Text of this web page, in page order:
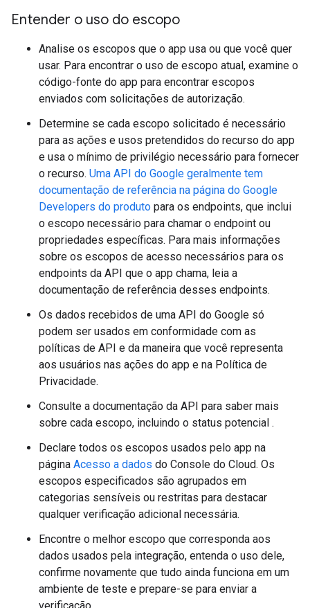
Entender o uso do escopo
Analise os escopos que o app usa ou que você quer
usar. Para encontrar o uso de escopo atual, examine o
código-fonte do app para encontrar escopos
enviados com solicitações de autorização.
Determine se cada escopo solicitado é necessário
para as ações e usos pretendidos do recurso do app
e usa o mínimo de privilégio necessário para fornecer
o recurso. Uma API do Google geralmente tem
documentação de referência na página do Google
Developers do produto para os endpoints, que inclui
o escopo necessário para chamar o endpoint ou
propriedades específicas. Para mais informações
sobre os escopos de acesso necessários para os
endpoints da API que o app chama, leia a
documentação de referência desses endpoints.
Os dados recebidos de uma API do Google só
podem ser usados em conformidade com as
políticas de API e da maneira que você representa
aos usuários nas ações do app e na Política de
Privacidade.
Consulte a documentação da API para saber mais
sobre cada escopo, incluindo o status potencial .
Declare todos os escopos usados pelo app na
página Acesso a dados do Console do Cloud. Os
escopos especificados são agrupados em
categorias sensíveis ou restritas para destacar
qualquer verificação adicional necessária.
Encontre o melhor escopo que corresponda aos
dados usados pela integração, entenda o uso dele,
confirme novamente que tudo ainda funciona em um
ambiente de teste e prepare-se para enviar a